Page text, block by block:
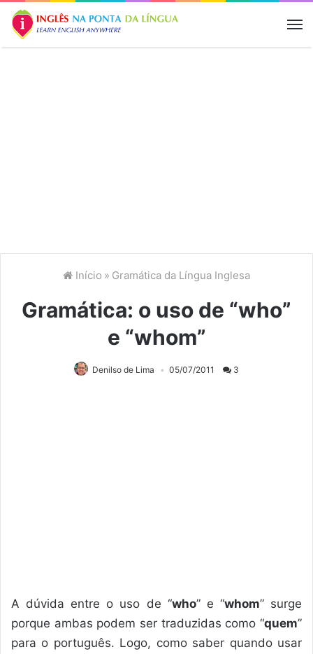
Início » Gramática da Língua Inglesa
Gramática: o uso de “who”
e “whom”
Denilso de Lima 05/07/2011 3
A dúvida entre o uso de “who” e “whom” surge
porque ambas podem ser traduzidas como “quem”
para o português. Logo, como saber quando usar